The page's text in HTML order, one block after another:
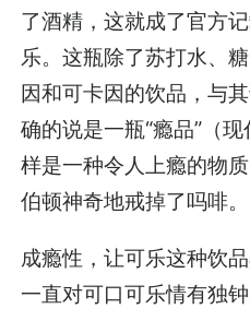
了酒精，这就成了官方
乐。这瓶除了苏打水、
因和可卡因的饮品，与
确的说是一瓶“瘾品”（
样是一种令人上瘾的物
伯顿神奇地戒掉了吗啡。
成瘾性，让可乐这种饮
一直对可口可乐情有独